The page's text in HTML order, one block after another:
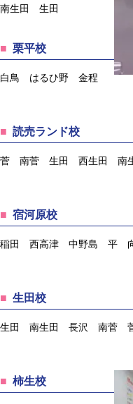
南生田 生田
栗平校
白鳥 はるひ野 金程
読売ランド校
菅 南菅 生田 西生田 南
宿河原校
稲田 西高津 中野島 平
生田校
生田 南生田 長沢 南菅
柿生校